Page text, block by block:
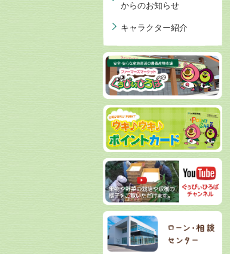
からのお知らせ
キャラクター紹介